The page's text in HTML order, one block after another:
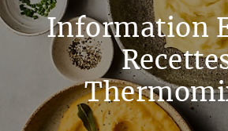
Information